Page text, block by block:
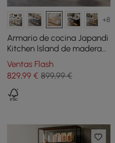
+8
Armario de cocina Japandi
Kitchen Island de madera
natural y blanca con luz,
1270 mm
Ventas Flash
829,99 € 899,99 €